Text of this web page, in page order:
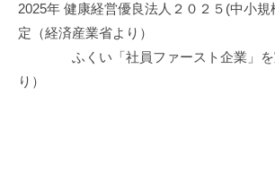
2025年 健康経営優良法人２０２５(中小
定（経済産業省より）
ふくい「社員ファースト企業」を
り）